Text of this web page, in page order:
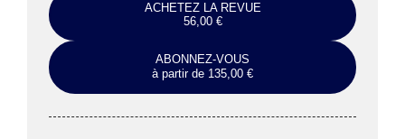
ACHETEZ LA REVUE
56,00 €
ABONNEZ-VOUS
à partir de 135,00 €